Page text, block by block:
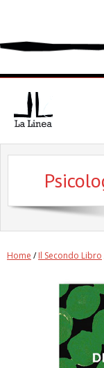
Home /Il Secondo Libro